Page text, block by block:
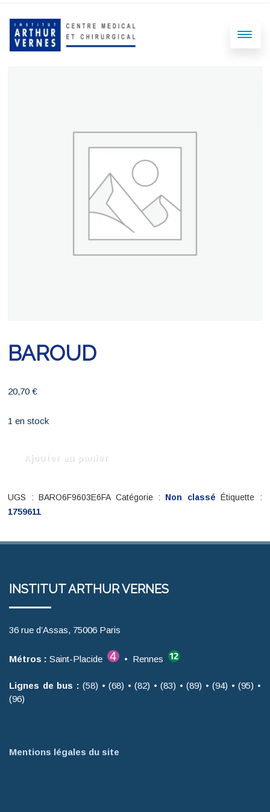
BAROUD
20,70€
1 en stock
Ajouter au panier
UGS :BARO6F9603E6FA Catégorie : Non classé Étiquette :
1759611
INSTITUT ARTHUR VERNES
36 rue d’Assas, 75006 Paris
Métros : Saint-Placide • Rennes
Lignes de bus : (58) • (68) • (82) • (83) • (89) • (94) • (95) •
(96)
Mentions légales du site